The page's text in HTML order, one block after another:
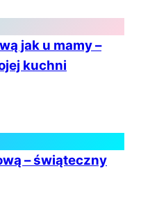
jak u mamy –
kuchni
– świąteczny